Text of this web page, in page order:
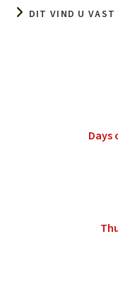
DIT VIND U VAST
Days